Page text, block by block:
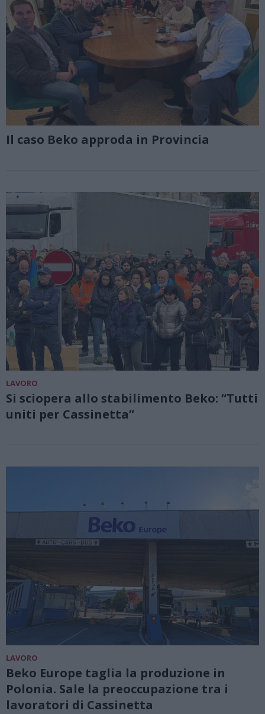
Il caso Beko approda in Provincia
LAVORO
Si sciopera allo stabilimento Beko: “Tutti
uniti per Cassinetta”
LAVORO
Beko Europe taglia la produzione in
Polonia. Sale la preoccupazione tra i
lavoratori di Cassinetta